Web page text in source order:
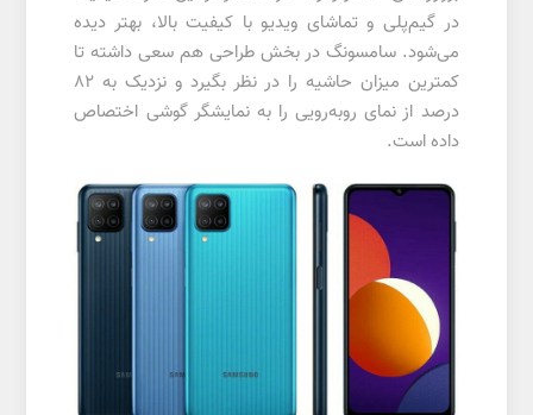
در گیم‌پلی و تماشای ویدیو با کیفیت بالا، بهتر دیده
می‌شود. سامسونگ در بخش طراحی هم سعی داشته تا
کمترین میزان حاشیه را در نظر بگیرد و نزدیک به 82
درصد از نمای رو‌به‌رویی را به نمایشگر گوشی اختصاص
داده است.